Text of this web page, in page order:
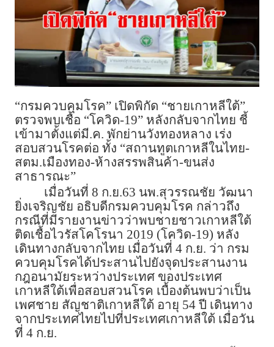
“กรมควบคุมโรค” เปิดพิกัด “ชายเกาหลีใต้”
ตรวจพบเชื้อ “โควิด-19” หลังกลับจากไทย ชี้
เข้ามาตั้งแต่มี.ค. พักย่านวังทองหลาง เร่ง
สอบสวนโรคต่อ ทั้ง “สถานทูตเกาหลีในไทย-
สตม.เมืองทอง-ห้างสรรพสินค้า-ขนส่ง
สาธารณะ”
เมื่อวันที่ 8 ก.ย.63 นพ.สุวรรณชัย วัฒนา
ยิ่งเจริญชัย อธิบดีกรมควบคุมโรค กล่าวถึง
กรณีที่มีรายงานข่าวว่าพบชายชาวเกาหลีใต้
ติดเชื้อไวรัสโคโรนา 2019 (โควิด-19) หลัง
เดินทางกลับจากไทย เมื่อวันที่ 4 ก.ย. ว่า กรม
ควบคุมโรคได้ประสานไปยังจุดประสานงาน
กฎอนามัยระหว่างประเทศ ของประเทศ
เกาหลีใต้เพื่อสอบสวนโรค เบื้องต้นพบว่าเป็น
เพศชาย สัญชาติเกาหลีใต้ อายุ 54 ปี เดินทาง
จากประเทศไทยไปที่ประเทศเกาหลีใต้ เมื่อวัน
ที่ 4 ก.ย.